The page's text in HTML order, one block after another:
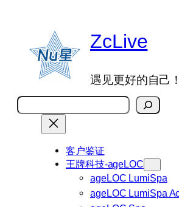
ZcLive
遇见更好的自己！
搜
索
客户鉴证
王牌科技-ageLOC
ageLOC LumiSpa
ageLOC LumiSpa